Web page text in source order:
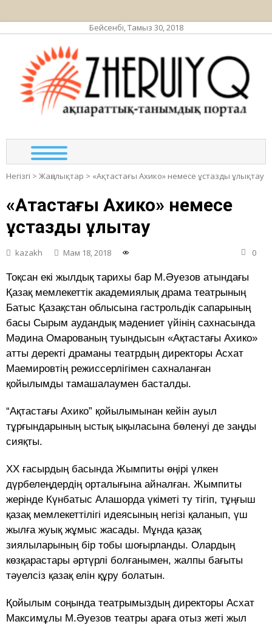
Бейсенбі, Тамыз 30, 2018
Негізгі > Жаңалықтар > «Ақтастағы Ахико» немесе ұстазды ұлықтау
«Ақтастағы Ахико» немесе
ұстазды ұлықтау
kazakh Мам 18, 2018 0
Тоқсан екі жылдық тарихы бар М.Әуезов атындағы
Қазақ мемлекеттік академиялық драма театрының
Батыс Қазақстан облысына гастрольдік сапарының
басы Сырым аудандық мәдениет үйінің сахнасында
Мәдина Омарованың туындысын «Ақтастағы Ахико»
атты деректі драманы театрдың директоры Асхат
Маемировтің режиссерлігімен сахналанған
қойылымды тамашалаумен басталды.
“Ақтастағы Аxико” қойылымынан кейін ауыл
тұрғындарының ыстық ықыласына бөленуі де заңды
сияқты.
XX ғасырдың басында Жымпиты өңірі үлкен
дүрбелеңдердің орталығына айналған. Жымпиты
жерінде Күнбатыс Алашорда үкіметі ту тігіп, тұңғыш
қазақ мемлекеттілігі идеясының негізі қаланып, үш
жылға жуық жұмыс жасады. Мұнда қазақ
зиялыларының бір тобы шоғырланды. Олардың
көзқарастары әртүрлі болғанымен, жалпы бағыты
тәуелсіз қазақ елін құру болатын.
Қойылым соңында театрымыздың директоры Асхат
Максимұлы М.Әуезов театры араға отыз жеті жыл